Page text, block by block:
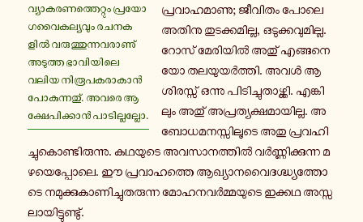
വ്യാ­ക­ര­ണ­ത്തെ­റ്റും പ്ര­യോ­
ഗ­വൈ­ക­ല്യ­വും ര­ച­ന­ക­
ളിൽ വ­രു­ത്തു­ന്ന­വ­രാ­ണു്
അ­ടു­ത്ത ഭാ­വി­യി­ലെ
വലിയ നി­രൂ­പ­ക­രാ­കാൻ
പോ­കു­ന്ന­തു്. അവരെ ആ­
ക്ഷേ­പി­ക്കാൻ പാ­ടി­ല്ല­ല്ലോ.
പ്ര­വാ­ഹ­മാ­ണു; ജീ­വി­തം പോലെ
അതിനു തു­ട­ക്ക­മി­ല്ല, ഒ­ടു­ക്ക­വു­മി­ല്ല.
റോസ് മേ­രി­യിൽ അതു് എ­ങ്ങ­നെ­
യോ ത­ല­യു­യർ­ത്തി. അവൾ ആ
ശി­ര­സ്സ് ഒന്നു പി­ടി­ച്ചു­താ­ഴ്ത്തി. എ­ങ്കി­
ലും അതു് അ­പ്ര­ത്യ­ക്ഷ­മാ­യി­ല്ല. അ­
ബോ­ധ­മ­ന­സ്സി­ലൂ­ടെ അതു പ്ര­വ­ഹി­
ച്ചു­കൊ­ണ്ടി­രു­ന്നു. ക­ഥ­യു­ടെ അ­വ­സാ­ന­ത്തിൽ വർ­ണ്ണി­ക്കു­ന്ന മ­
ഴ­യെ­പ്പോ­ലെ. ഈ പ്ര­വാ­ഹ­ത്തെ ആ­ഖ്യാ­ന­വൈ­ദ­ഗ്ദ്ധ്യ­ത്തോ­
ടെ ന­മു­ക്കു­കാ­ണി­ച്ചു­ത­രു­ന്ന മോ­ഹ­ന­വർ­മ്മ­യു­ടെ ഇക്കഥ അ­സ്സ­
ലാ­യി­ട്ടു­ണ്ടു്.